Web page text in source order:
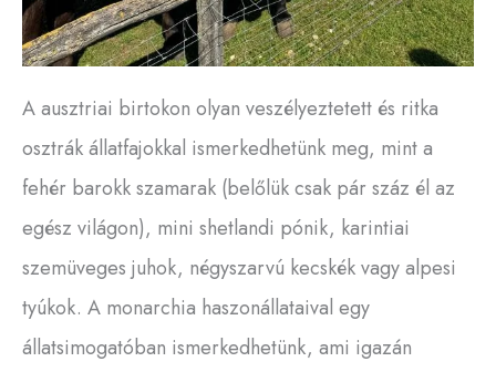
A ausztriai birtokon olyan veszélyeztetett és ritka
osztrák állatfajokkal ismerkedhetünk meg, mint a
fehér barokk szamarak (belőlük csak pár száz él az
egész világon), mini shetlandi pónik, karintiai
szemüveges juhok, négyszarvú kecskék vagy alpesi
tyúkok. A monarchia haszonállataival egy
állatsimogatóban ismerkedhetünk, ami igazán